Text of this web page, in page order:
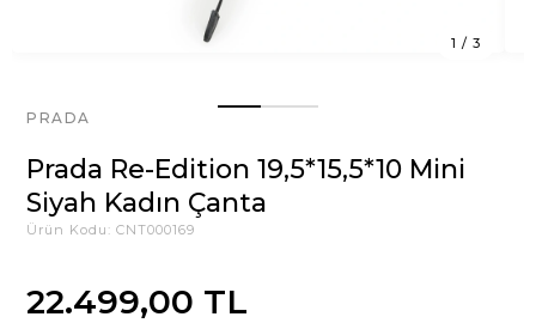
1 / 3
PRADA
Prada Re-Edition 19,5*15,5*10 Mini
Siyah Kadın Çanta
Ürün Kodu: CNT000169
22.499,00 TL